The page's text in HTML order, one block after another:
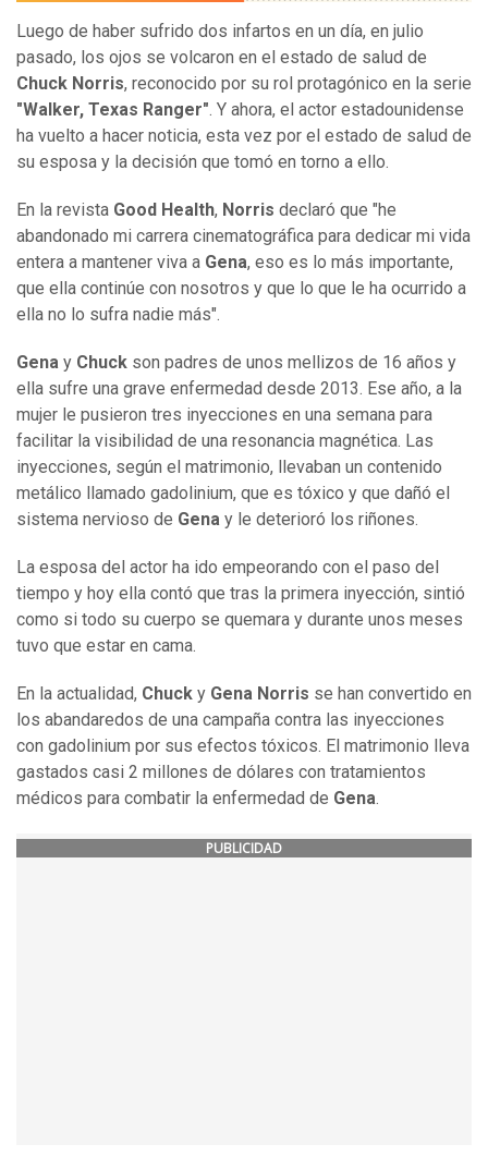
Luego de haber sufrido dos infartos en un día, en julio
pasado, los ojos se volcaron en el estado de salud de
Chuck Norris, reconocido por su rol protagónico en la serie
"Walker, Texas Ranger". Y ahora, el actor estadounidense
ha vuelto a hacer noticia, esta vez por el estado de salud de
su esposa y la decisión que tomó en torno a ello.
En la revista Good Health, Norris declaró que "he
abandonado mi carrera cinematográfica para dedicar mi vida
entera a mantener viva a Gena, eso es lo más importante,
que ella continúe con nosotros y que lo que le ha ocurrido a
ella no lo sufra nadie más".
Gena y Chuck son padres de unos mellizos de 16 años y
ella sufre una grave enfermedad desde 2013. Ese año, a la
mujer le pusieron tres inyecciones en una semana para
facilitar la visibilidad de una resonancia magnética. Las
inyecciones, según el matrimonio, llevaban un contenido
metálico llamado gadolinium, que es tóxico y que dañó el
sistema nervioso de Gena y le deterioró los riñones.
La esposa del actor ha ido empeorando con el paso del
tiempo y hoy ella contó que tras la primera inyección, sintió
como si todo su cuerpo se quemara y durante unos meses
tuvo que estar en cama.
En la actualidad, Chuck y Gena Norris se han convertido en
los abandaredos de una campaña contra las inyecciones
con gadolinium por sus efectos tóxicos. El matrimonio lleva
gastados casi 2 millones de dólares con tratamientos
médicos para combatir la enfermedad de Gena.
PUBLICIDAD